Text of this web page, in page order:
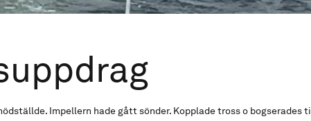
Impellern hade gått sönder. Kopplade tross o bogserades